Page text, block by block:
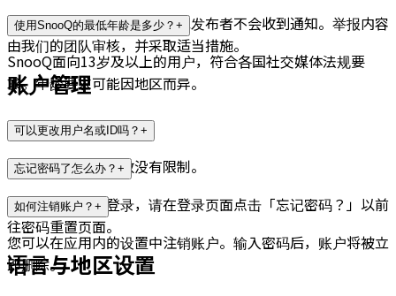
有举报功能。被举报的用户或发布者不会收到通知。举报内容
由我们的团队审核，并采取适当措施。
使用SnooQ的最低年龄是多少？ +
SnooQ面向13岁及以上的用户，符合各国社交媒体法规要
求。年龄要求可能因地区而异。
账户管理
可以更改用户名或ID吗？ +
可以更改。更改次数没有限制。
忘记密码了怎么办？ +
如果您使用邮箱登录，请在登录页面点击「忘记密码？」以前
往密码重置页面。
如何注销账户？ +
您可以在应用内的设置中注销账户。输入密码后，账户将被立
即删除。
语言与地区设置